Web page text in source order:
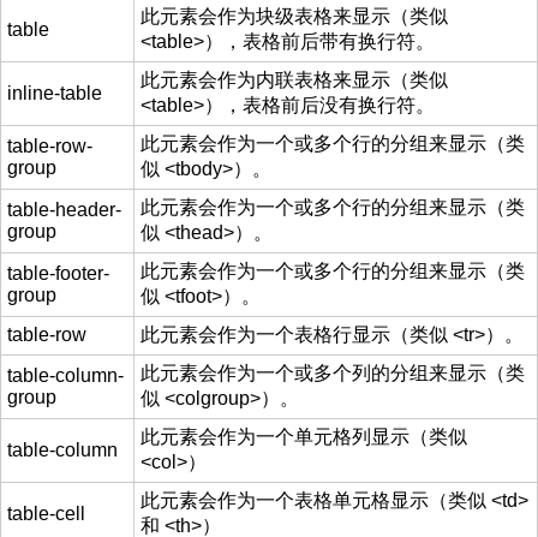
table
此元素会作为块级表格来显示（类似
<table>），表格前后带有换行符。
inline-table
此元素会作为内联表格来显示（类似
<table>），表格前后没有换行符。
table-row-
group
此元素会作为一个或多个行的分组来显示（类
似 <tbody>）。
table-header-
group
此元素会作为一个或多个行的分组来显示（类
似 <thead>）。
table-footer-
group
此元素会作为一个或多个行的分组来显示（类
似 <tfoot>）。
table-row
此元素会作为一个表格行显示（类似 <tr>）。
table-column-
group
此元素会作为一个或多个列的分组来显示（类
似 <colgroup>）。
table-column
此元素会作为一个单元格列显示（类似
<col>）
table-cell
此元素会作为一个表格单元格显示（类似 <td>
和 <th>）